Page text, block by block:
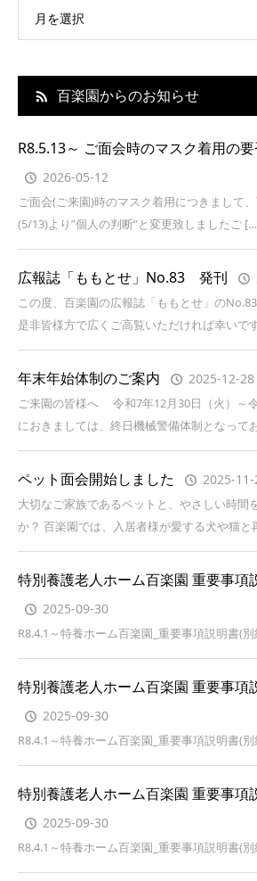
月を選択
百楽園からのお知らせ
R8.5.13～ ご面会時のマスク着用の
2026-05-12
ご面会(ご来園)時のマスク着用につきまして
(5/13)より”個人の判断”と変更致しましたご
広報誌「ももとせ」No.83 発刊
この度、百楽園の広報誌「ももとせ」のNo.83
是非皆様方で広くご高覧いただければ幸いで
年末年始体制のご案内 2025-12-28
ご来園の皆様へ 令和7年12月30日（火）～令
におきましては、終日機械警備体制となって
ペット面会開始しました 2025-
大切なご家族であるペットと、やさしい時間
か？ 百楽園では、入居者様が愛する犬や猫
特別養護老人ホーム百楽園 重要事項
2025-09-30
R8.4.1～特養ホーム百楽園_重要事項説明書(
特別養護老人ホーム百楽園 重要事項
2025-09-30
R8.4.1～特養ホーム百楽園_重要事項説明書(
特別養護老人ホーム百楽園 重要事項
2025-09-30
R8.4.1～特養ホーム百楽園_重要事項説明書(